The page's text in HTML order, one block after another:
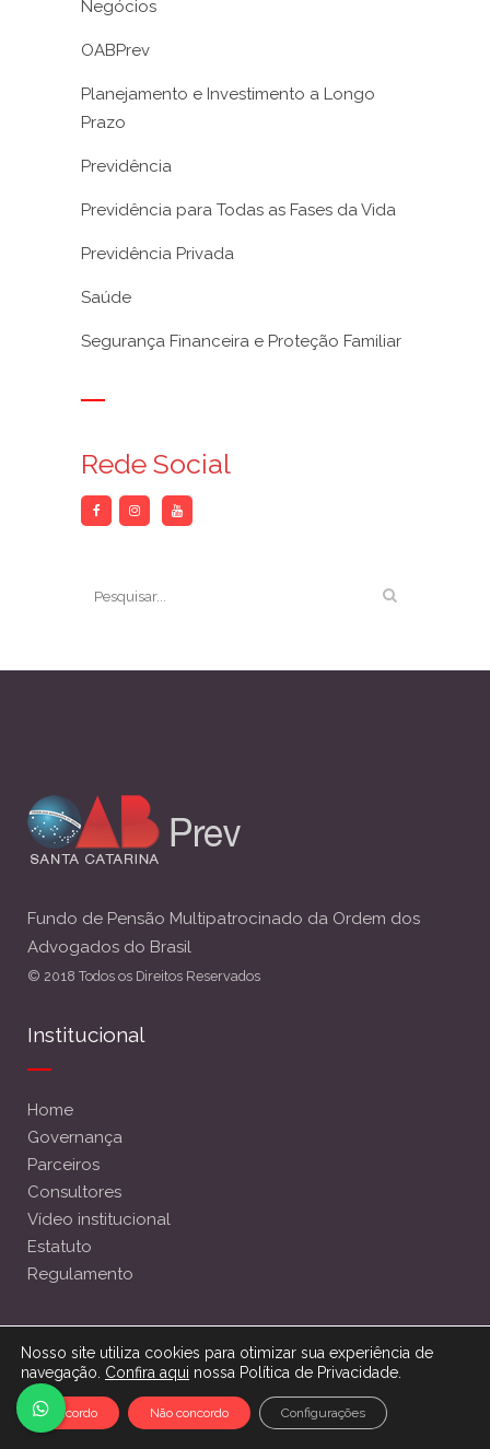
Negócios
OABPrev
Planejamento e Investimento a Longo
Prazo
Previdência
Previdência para Todas as Fases da Vida
Previdência Privada
Saúde
Segurança Financeira e Proteção Familiar
Rede Social
Fundo de Pensão Multipatrocinado da Ordem dos
Advogados do Brasil
© 2018 Todos os Direitos Reservados
Institucional
Home
Governança
Parceiros
Consultores
Vídeo institucional
Estatuto
Regulamento
Info & Contato
+55 (48) 3222 7440
+55 48 99159 4923
Nosso site utiliza cookies para otimizar sua experiência de
navegação. Confira aqui nossa Política de Privacidade.
Concordo Não concordo Configurações